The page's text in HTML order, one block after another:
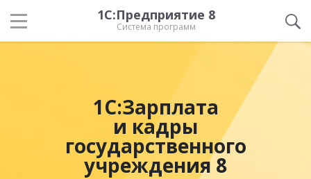
1С:Предприятие 8
Система программ
1С:Зарплата
и кадры
государственного
учреждения 8